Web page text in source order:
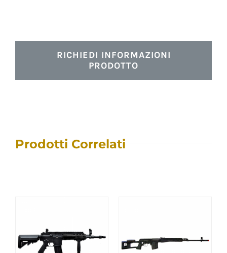
RICHIEDI INFORMAZIONI
PRODOTTO
Prodotti Correlati